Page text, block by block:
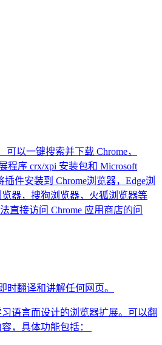
以一键搜索并下载 Chrome，
程序 crx/xpi 安装包和 Microsoft
件安装到 Chrome浏览器，Edge浏
器，搜狗浏览器，火狐浏览器等
直接访问 Chrome 应用商店的问
时翻译和讲解任何网页。
语言而设计的浏览器扩展。可以翻
，具体功能包括：